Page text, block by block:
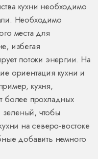
кухни необходимо
Необходимо
места для
избегая
потоки энергии. На
ориентация кухни и
кухня,
более прохладных
зеленый, чтобы
на северо-востоке
добавить немного